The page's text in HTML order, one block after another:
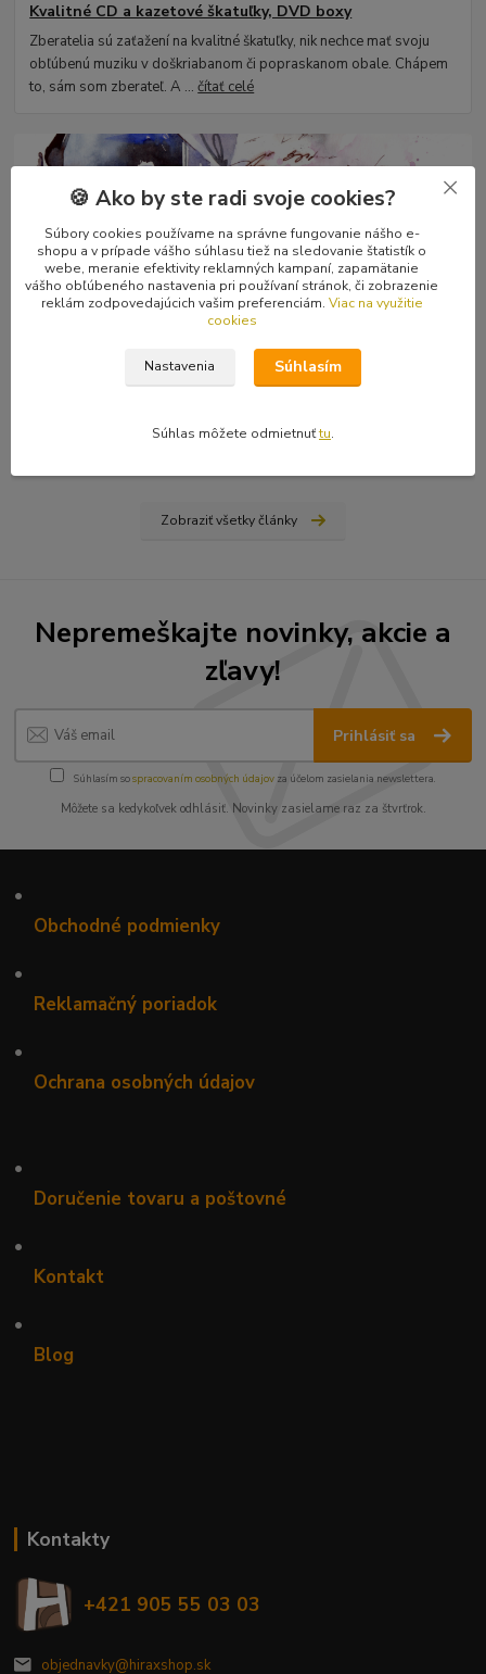
Kvalitné CD a kazetové škatuľky, DVD boxy
Zberatelia sú zaťažení na kvalitné škatuľky, nik nechce mať svoju
obľúbenú muziku v doškriabanom či popraskanom obale. Chápem
to, sám som zberateľ. A ...čítať celé
Ako nájsť vydavateľa, či vydať vlastnú knihu? Rady a tipy
vydavateľa (ale aj to má svoju technológiu), alebo si prvotinu
Zobraziť všetky články
Nepremeškajte novinky, akcie a
zľavy!
Prihlásiť sa
Súhlasím sospracovaním osobných údajov za účelom zasielania newslettera.
Môžete sa kedykoľvek odhlásiť. Novinky zasielame raz za štvrťrok.
•
Obchodné podmienky
•
Reklamačný poriadok
•
Ochrana osobných údajov
•
Doručenie tovaru a poštovné
•
Kontakt
•
Blog
Kontakty
+421 905 55 03 03
objednavky@hiraxshop.sk
🍪 Ako by ste radi svoje cookies?
Súbory cookies používame na správne fungovanie nášho e-
shopu a v prípade vášho súhlasu tiež na sledovanie štatistík o
webe, meranie efektivity reklamných kampaní, zapamätanie
vášho obľúbeného nastavenia pri používaní stránok, či zobrazenie
reklám zodpovedajúcich vašim preferenciám. Viac na využitie
cookies
Nastavenia Súhlasím
Súhlas môžete odmietnuťtu.